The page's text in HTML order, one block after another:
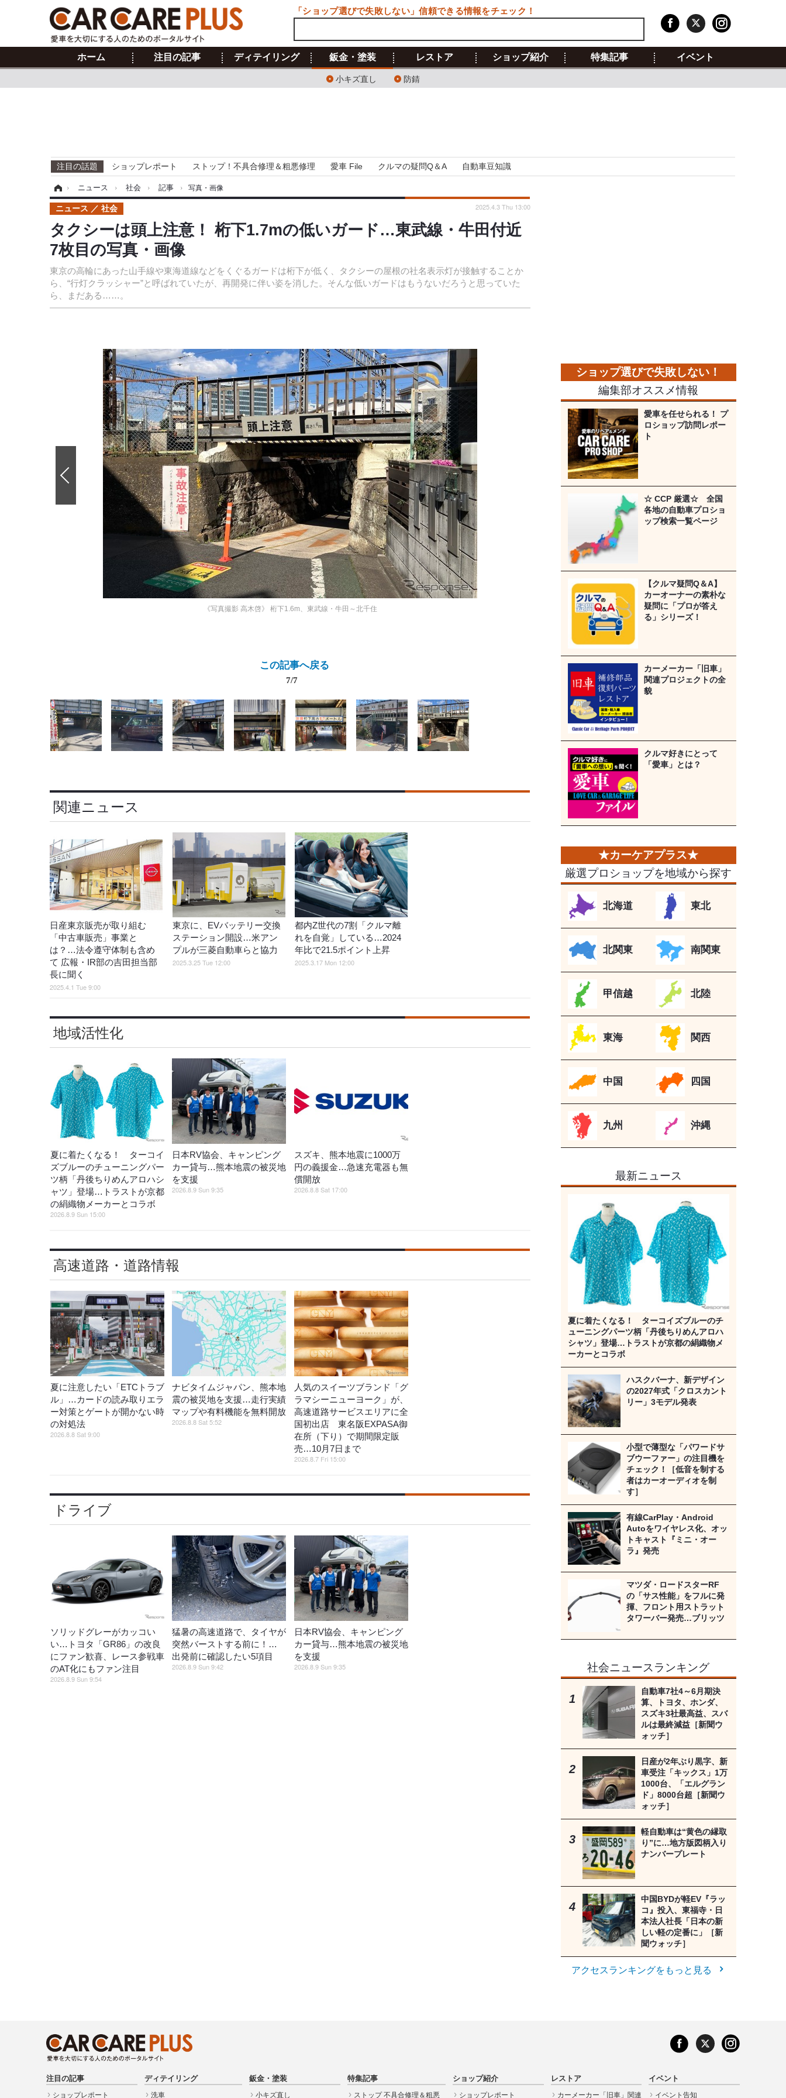
ホーム 注目の記事 ディテイリング 鈑金・塗装
小キズ直し 防錆
レストア ショップ紹介 特集記事 イベント
注目の話題 ショップレポート ストップ！不具合修理＆粗悪修理 愛車 File クルマの疑問Q＆A 自動車豆知識
› ニュース › 社会 › 記事 › 写真・画像
タクシーは頭上注意！ 桁下1.7mの低いガード…東武線・牛田付近
7枚目の写真・画像
東京の高輪にあった山手線や東海道線などをくぐるガードは桁下が低く、タクシーの屋根の社名表示灯が接触することか
ら、“行灯クラッシャー”と呼ばれていたが、再開発に伴い姿を消した。そんな低いガードはもうないだろうと思っていた
ら、まだある……。
ニュース 社会 2025.4.3 Thu 13:00
《写真撮影 高木啓》 桁下1.6m、東武線・牛田～北千住
この記事へ戻る
7/7
関連ニュース
日産東京販売が取り組む
「中古車販売」事業と
は？…法令遵守体制も含め
て 広報・IR部の吉田担当部
長に聞く
2025.4.1 Tue 9:00
東京に、EVバッテリー交換
ステーション開設…米アン
プルが三菱自動車らと協力
2025.3.25 Tue 12:00
都内Z世代の7割「クルマ離
れを自覚」している…2024
年比で21.5ポイント上昇
2025.3.17 Mon 12:00
地域活性化
夏に着たくなる！ ターコイ
ズブルーのチューニングパー
ツ柄「丹後ちりめんアロハシ
ャツ」登場…トラストが京都
の絹織物メーカーとコラボ
2026.8.9 Sun 15:00
日本RV協会、キャンピング
カー貸与…熊本地震の被災地
を支援
2026.8.9 Sun 9:35
スズキ、熊本地震に1000万
円の義援金…急速充電器も無
償開放
2026.8.8 Sat 17:00
高速道路・道路情報
夏に注意したい「ETCトラブ
ル」…カードの読み取りエラ
ー対策とゲートが開かない時
の対処法
2026.8.8 Sat 9:00
ナビタイムジャパン、熊本地
震の被災地を支援…走行実績
マップや有料機能を無料開放
2026.8.8 Sat 5:52
人気のスイーツブランド「グ
ラマシーニューヨーク」が、
高速道路サービスエリアに全
国初出店 東名阪EXPASA御
在所（下り）で期間限定販
売…10月7日まで
2026.8.7 Fri 15:00
ドライブ
ソリッドグレーがカッコい
い…トヨタ「GR86」の改良
にファン歓喜、レース参戦車
のAT化にもファン注目
2026.8.9 Sun 9:54
猛暑の高速道路で、タイヤが
突然バーストする前に！…
出発前に確認したい5項目
2026.8.9 Sun 9:42
日本RV協会、キャンピング
カー貸与…熊本地震の被災地
を支援
2026.8.9 Sun 9:35
編集部オススメ情報
愛車を任せられる！ プ
ロショップ訪問レポー
ト
☆ CCP 厳選☆ 全国
各地の自動車プロショ
ップ検索一覧ページ
【クルマ疑問Q＆A】
カーオーナーの素朴な
疑問に「プロが答え
る」シリーズ！
カーメーカー「旧車」
関連プロジェクトの全
貌
クルマ好きにとって
「愛車」とは？
厳選プロショップを地域から探す
北海道 東北
北関東 南関東
甲信越 北陸
東海 関西
中国 四国
九州 沖縄
最新ニュース
夏に着たくなる！ ターコイズブルーのチ
ューニングパーツ柄「丹後ちりめんアロハ
シャツ」登場…トラストが京都の絹織物メ
ーカーとコラボ
ハスクバーナ、新デザイン
の2027年式「クロスカント
リー」3モデル発表
小型で薄型な「パワードサ
ブウーファー」の注目機を
チェック！［低音を制する
者はカーオーディオを制
す］
有線CarPlay・Android
Autoをワイヤレス化、オッ
トキャスト『ミニ・オー
ラ』発売
マツダ・ロードスターRF
の「サス性能」をフルに発
揮、フロント用ストラット
タワーバー発売…ブリッツ
社会ニュースランキング
自動車7社4～6月期決
算、トヨタ、ホンダ、
スズキ3社最高益、スバ
ルは最終減益［新聞ウ
ォッチ］
日産が2年ぶり黒字、新
車受注「キックス」1万
1000台、「エルグラン
ド」8000台超［新聞ウ
ォッチ］
軽自動車は“黄色の縁取
り”に…地方版図柄入り
ナンバープレート
中国BYDが軽EV『ラッ
コ』投入、東福寺・日
本法人社長「日本の新
しい軽の定番に」［新
聞ウォッチ］
アクセスランキングをもっと見る
注目の記事
ショップレポート
ディテイリング
洗車
鈑金・塗装
小キズ直し
特集記事
ストップ 不具合修理＆粗悪
ショップ紹介
ショップレポート
レストア
カーメーカー「旧車」関連
イベント
イベント告知
「ショップ選びで失敗しない」信頼できる情報をチェック！